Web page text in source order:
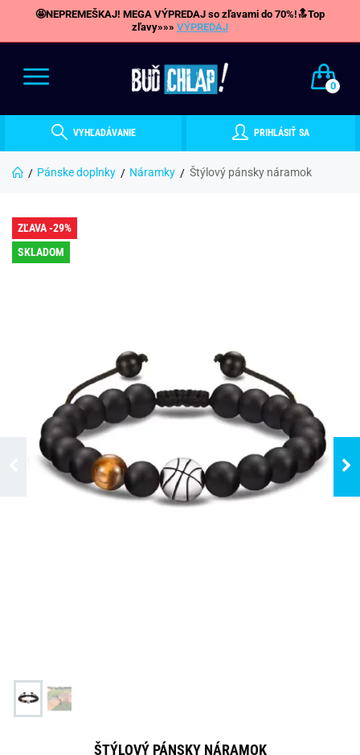
🤩NEPREMEŠKAJ! MEGA VÝPREDAJ so zľavami do 70%!🔝Top
zľavy»»» VÝPREDAJ
0
VYHĽADÁVANIE PRIHLÁSIŤ SA
Pánske doplnky Náramky Štýlový pánsky náramok
ZĽAVA -29%
SKLADOM
ŠTÝLOVÝ PÁNSKY NÁRAMOK